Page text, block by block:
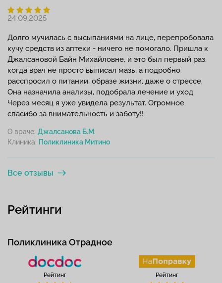
24.09.2025
Долго мучилась с высыпаниями на лице, перепробовала
кучу средств из аптеки - ничего не помогало. Пришла к
Джалсановой Байн Михайловне, и это был первый раз,
когда врач не просто выписал мазь, а подробно
расспросил о питании, образе жизни, даже о стрессе.
Она назначила анализы, подобрала лечение и уход.
Через месяц я уже увидела результат. Огромное
спасибо за внимательность и заботу!!
О враче: Джалсанова Б.М.
Клиника:
Все отзывы
Рейтинги
Поликлиника Отрадное
Рейтинг Рейтинг